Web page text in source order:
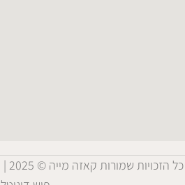
כל הזכויות שמורות קאזה מייה © 2025 | מקודם על ידי